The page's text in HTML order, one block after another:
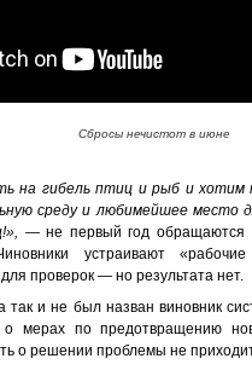
Сбросы нечистот в июне
на гибель птиц и рыб и хотим
среду и любимейшее место
—не первый год обращаются
устраивают
проверок — но результата нет.
так и не был назван виновник
мерах по предотвращению
о решении проблемы не